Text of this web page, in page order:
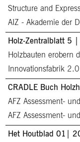
Structure and
AIZ - Akademie der
Holz-Zentralblatt 5
Holzbauten erobern
Innovationsfabrik
CRADLE Buch
AFZ Assessment-
AFZ Assessment-
Het Houtblad 01|